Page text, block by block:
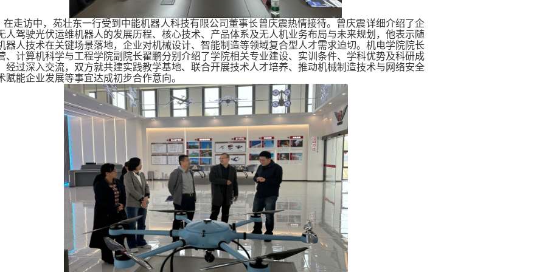
在走访中，苑壮东一行受到中能机器人科技有限公司董事长曾庆震热情接待。曾庆震详细介绍了企
人驾驶光伏运维机器人的发展历程、核心技术、产品体系及无人机业务布局与未来规划，他表示随
器人技术在关键场景落地，企业对机械设计、智能制造等领域复合型人才需求迫切。机电学院院长
、计算机科学与工程学院副院长翟鹏分别介绍了学院相关专业建设、实训条件、学科优势及科研成
经过深入交流，双方就共建实践教学基地、联合开展技术人才培养、推动机械制造技术与网络安全
赋能企业发展等事宜达成初步合作意向。